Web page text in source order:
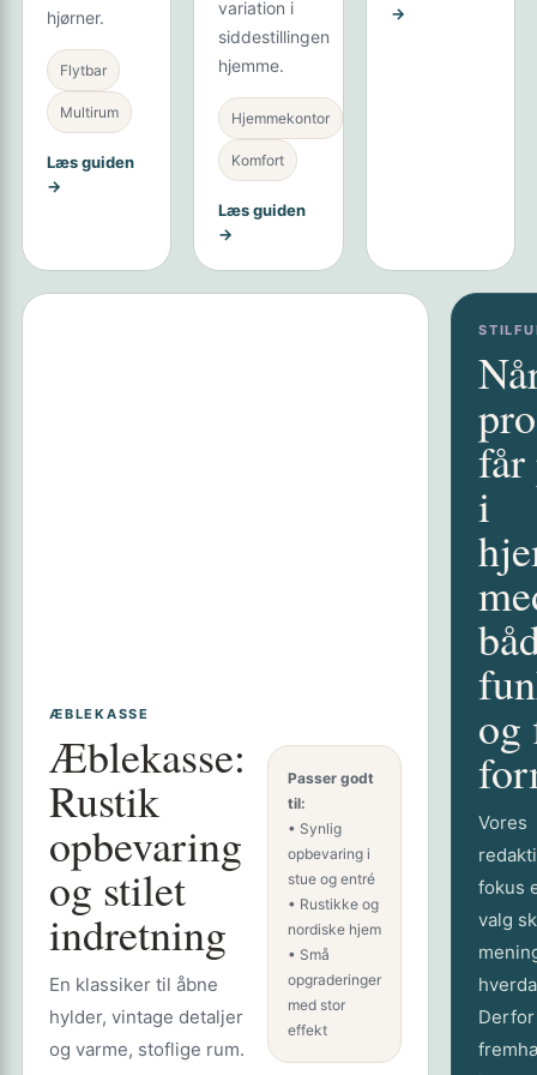
hjørner.
Flytbar
Multirum
Læs guiden
→
variation i
siddestillingen
hjemme.
Hjemmekontor
Komfort
Læs guiden
→
→
ÆBLEKASSE
Æblekasse:
Rustik
opbevaring
og stilet
indretning
En klassiker til åbne
hylder, vintage detaljer
og varme, stoflige rum.
Passer godt
til:
• Synlig
opbevaring i
stue og entré
• Rustikke og
nordiske hjem
• Små
opgraderinger
med stor
effekt
får
i
og
Vores
fokus
valg
Derfor